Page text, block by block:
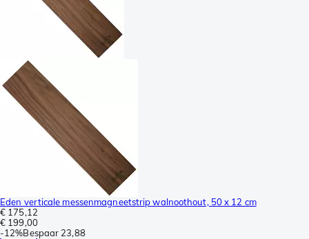
Eden verticale messenmagneetstrip walnoothout, 50 x 12 cm
€ 175,12
€ 199,00
-12%Bespaar 23,88